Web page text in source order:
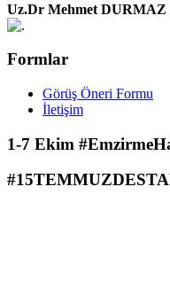
Uz.Dr Mehmet DURMAZ
Formlar
Görüş Öneri Formu
İletişim
1-7 Ekim